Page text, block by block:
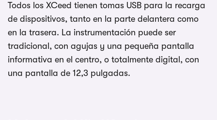
Todos los XCeed tienen tomas USB para la recarga
de dispositivos, tanto en la parte delantera como
en la trasera. La instrumentación puede ser
tradicional, con agujas y una pequeña pantalla
informativa en el centro, o totalmente digital, con
una pantalla de 12,3 pulgadas.